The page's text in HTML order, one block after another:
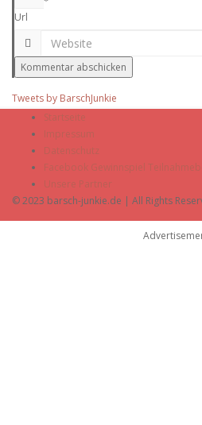
Url
Tweets by BarschJunkie
Startseite
Impressum
Datenschutz
Facebook Gewinnspiel
Unsere Partner
© 2023 barsch-junkie.de | All Rights